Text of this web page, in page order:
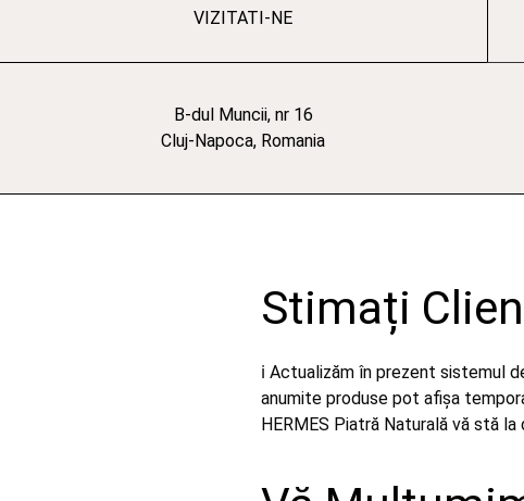
VIZITATI-NE
B-dul Muncii, nr 16
Cluj-Napoca, Romania
Stimați
ℹ️ Actualizăm în prezent sistemul
anumite produse pot afișa
HERMES Piatră Naturală vă stă la